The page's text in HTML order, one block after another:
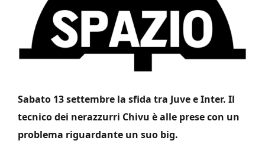
Sabato 13 settembre la sfida tra Juve e Inter. Il
tecnico dei nerazzurri Chivu è alle prese con un
problema riguardante un suo big.